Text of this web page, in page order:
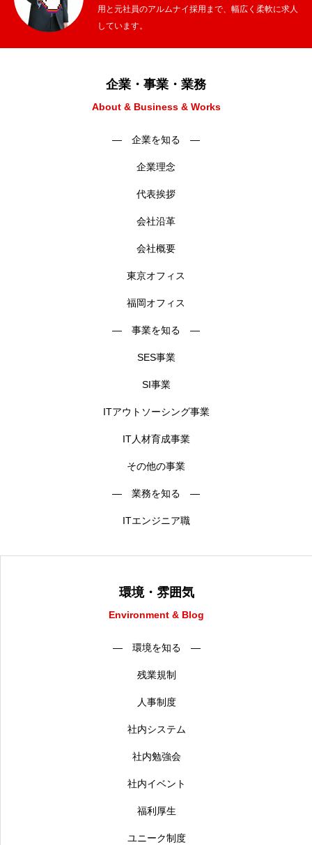
用と元社員のアルムナイ採用まで、幅広く柔軟に求人
しています。
企業・事業・業務
About & Business & Works
― 企業を知る ―
企業理念
代表挨拶
会社沿革
会社概要
東京オフィス
福岡オフィス
― 事業を知る ―
SES事業
SI事業
ITアウトソーシング事業
IT人材育成事業
その他の事業
― 業務を知る ―
ITエンジニア職
環境・雰囲気
Environment & Blog
― 環境を知る ―
残業規制
人事制度
社内システム
社内勉強会
社内イベント
福利厚生
ユニーク制度